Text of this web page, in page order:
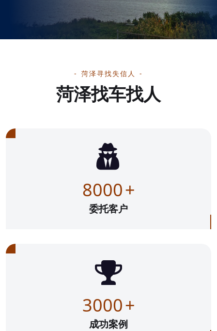
菏泽寻找失信人
菏泽找车找人
8000+
委托客户
3000+
成功案例